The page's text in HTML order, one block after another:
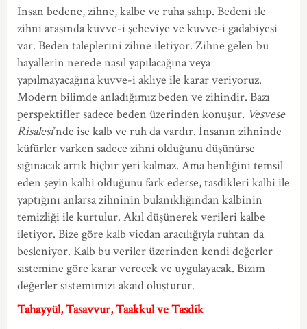
İnsan bedene, zihne, kalbe ve ruha sahip. Bedeni ile
zihni arasında kuvve-i şeheviye ve kuvve-i gadabiyesi
var. Beden taleplerini zihne iletiyor. Zihne gelen bu
hayallerin nerede nasıl yapılacağına veya
yapılmayacağına kuvve-i aklıye ile karar veriyoruz.
Modern bilimde anladığımız beden ve zihindir. Bazı
perspektifler sadece beden üzerinden konuşur. Vesvese
Risalesi’nde ise kalb ve ruh da vardır. İnsanın zihninde
küfürler varken sadece zihni olduğunu düşünürse
sığınacak artık hiçbir yeri kalmaz. Ama benliğini temsil
eden şeyin kalbi olduğunu fark ederse, tasdikleri kalbi ile
yaptığını anlarsa zihninin bulanıklığından kalbinin
temizliği ile kurtulur. Akıl düşünerek verileri kalbe
iletiyor. Bize göre kalb vicdan aracılığıyla ruhtan da
besleniyor. Kalb bu veriler üzerinden kendi değerler
sistemine göre karar verecek ve uygulayacak. Bizim
değerler sistemimizi akaid oluşturur.
Tahayyül, Tasavvur, Taakkul ve Tasdik